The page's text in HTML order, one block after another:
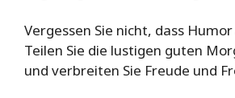
Vergessen Sie nicht, dass
Teilen Sie die lustigen guten
und verbreiten Sie Freude und